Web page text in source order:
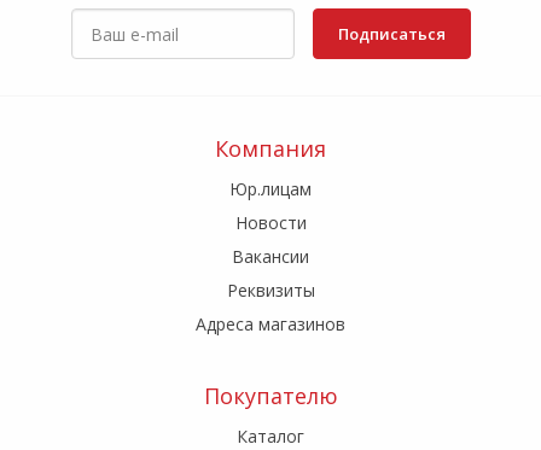
Подписаться
Компания
Юр.лицам
Новости
Вакансии
Реквизиты
Адреса магазинов
Покупателю
Каталог